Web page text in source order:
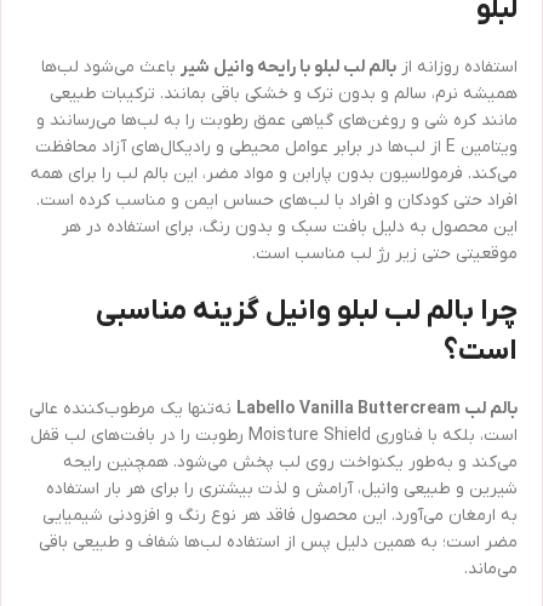
لبلو
استفاده روزانه از بالم لب لبلو با رایحه وانیل شیر باعث می‌شود لب‌ها
همیشه نرم، سالم و بدون ترک و خشکی باقی بمانند. ترکیبات طبیعی
مانند کره شی و روغن‌های گیاهی عمق رطوبت را به لب‌ها می‌رسانند و
ویتامین E از لب‌ها در برابر عوامل محیطی و رادیکال‌های آزاد محافظت
می‌کند. فرمولاسیون بدون پارابن و مواد مضر، این بالم لب را برای همه
افراد حتی کودکان و افراد با لب‌های حساس ایمن و مناسب کرده است.
این محصول به دلیل بافت سبک و بدون رنگ، برای استفاده در هر
موقعیتی حتی زیر رژ لب مناسب است.
چرا بالم لب لبلو وانیل گزینه مناسبی
است؟
بالم لب Labello Vanilla Buttercream
نه‌تنها یک مرطوب‌کننده عالی
است، بلکه با فناوری Moisture Shield رطوبت را در بافت‌های لب قفل
می‌کند و به‌طور یکنواخت روی لب پخش می‌شود. همچنین رایحه
شیرین و طبیعی وانیل، آرامش و لذت بیشتری را برای هر بار استفاده
به ارمغان می‌آورد. این محصول فاقد هر نوع رنگ و افزودنی شیمیایی
مضر است؛ به همین دلیل پس از استفاده لب‌ها شفاف و طبیعی باقی
می‌ماند.